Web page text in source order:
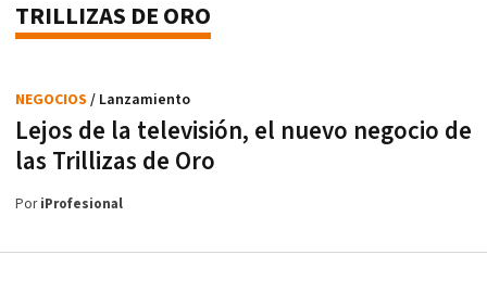
TRILLIZAS DE ORO
Lejos de la televisión, el nuevo negocio de
las Trillizas de Oro
NEGOCIOS / Lanzamiento
PoriProfesional